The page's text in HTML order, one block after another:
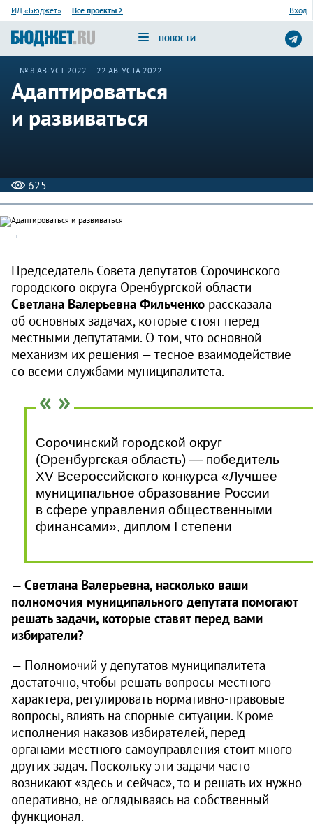
ИД «Бюджет» Все проекты > Вход
НОВОСТИ
— № 8 АВГУСТ 2022 — 22 АВГУСТА 2022
Адаптироваться
и развиваться
625
Председатель Совета депутатов Сорочинского
городского округа Оренбургской области
Светлана Валерьевна Фильченко рассказала
об основных задачах, которые стоят перед
местными депутатами. О том, что основной
механизм их решения — тесное взаимодействие
со всеми службами муниципалитета.
Сорочинский городской округ
(Оренбургская область) — победитель
XV Всероссийского конкурса «Лучшее
муниципальное образование России
в сфере управления общественными
финансами», диплом I степени
— Светлана Валерьевна, насколько ваши
полномочия муниципального депутата помогают
решать задачи, которые ставят перед вами
избиратели?
— Полномочий у депутатов муниципалитета
достаточно, чтобы решать вопросы местного
характера, регулировать нормативно-правовые
вопросы, влиять на спорные ситуации. Кроме
исполнения наказов избирателей, перед
органами местного самоуправления стоит много
других задач. Поскольку эти задачи часто
возникают «здесь и сейчас», то и решать их нужно
оперативно, не оглядываясь на собственный
функционал.